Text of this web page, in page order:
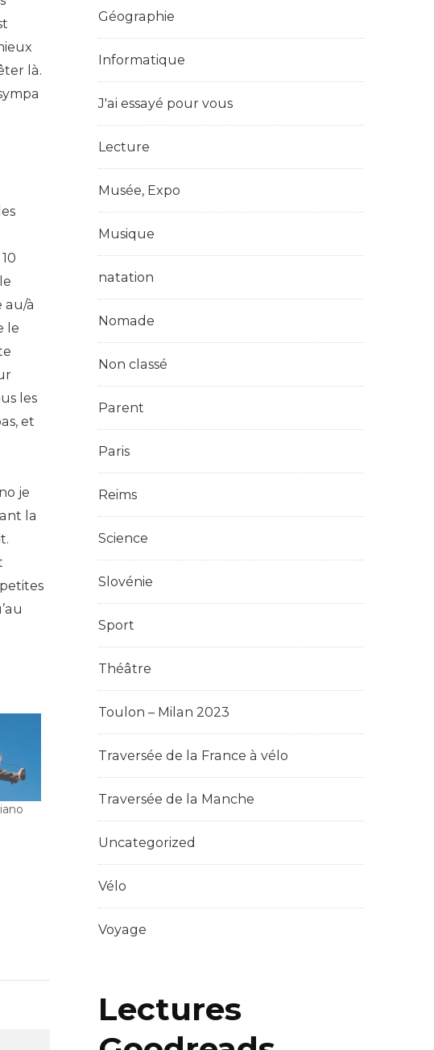
là.
au/à
le
les
et
je
la
Géographie
Informatique
J'ai essayé pour vous
Lecture
Musée, Expo
Musique
natation
Nomade
Non classé
Parent
Paris
Reims
Science
Slovénie
Sport
Théâtre
Toulon – Milan 2023
Traversée de la France à vélo
Traversée de la Manche
Uncategorized
Vélo
Voyage
Lectures